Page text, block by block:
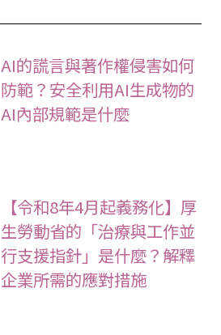
AI的謊言與著作權侵害如何
防範？安全利用AI生成物的
AI內部規範是什麼
【令和8年4月起義務化】厚
生勞動省的「治療與工作並
行支援指針」是什麼？解釋
企業所需的應對措施